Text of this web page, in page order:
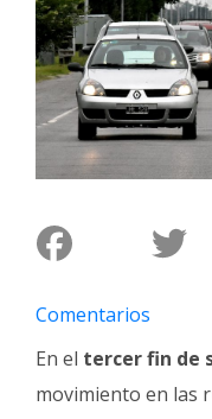
Ciudad
Deportes
Arte
y
Espectáculos
Cartelera
de
Clasificados
Comentarios
En el tercer fin de
movimiento en las